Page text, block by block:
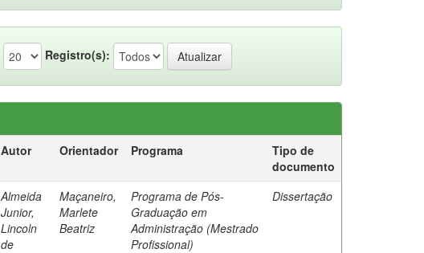
Registro(s):
Autor Orientador Programa
Tipo de
documento
Almeida
Junior,
Lincoln
de
Maçaneiro,
Marlete
Beatriz
Programa de Pós-
Graduação em
Administração (Mestrado
Profissional)
Dissertação